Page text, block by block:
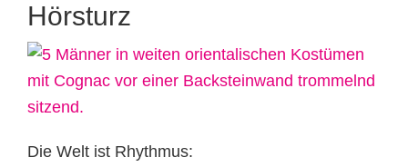
Hörsturz
Die Welt ist Rhythmus: